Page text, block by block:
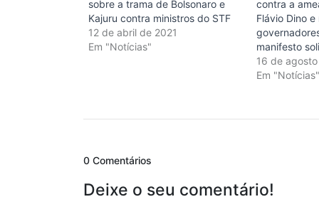
sobre a trama de Bolsonaro e
Kajuru contra ministros do STF
12 de abril de 2021
Em "Notícias"
contra a
Flávio Dino e
manifesto
16 de
Em "Notícias"
0 Comentários
Deixe o seu comentário!